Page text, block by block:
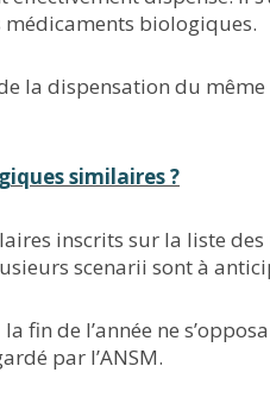
biologiques.
la dispensation du
similaires ?
inscrits sur la liste
scenarii sont à
fin de l’année ne
par l’ANSM.